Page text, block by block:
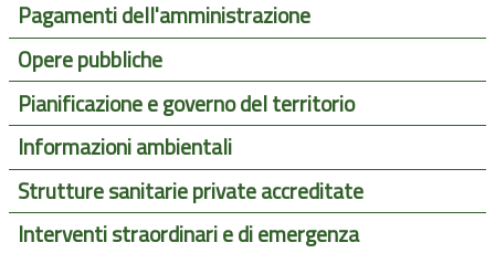
Pagamenti dell'amministrazione
Opere pubbliche
Pianificazione e governo del territorio
Informazioni ambientali
Strutture sanitarie private accreditate
Interventi straordinari e di emergenza